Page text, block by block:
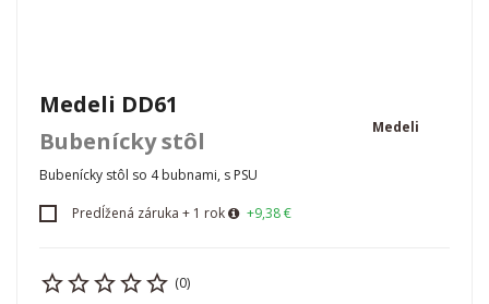
Medeli DD61
Bubenícky stôl
Medeli
Bubenícky stôl so 4 bubnami, s PSU
Predĺžená záruka + 1 rok +9,38 €
(0)